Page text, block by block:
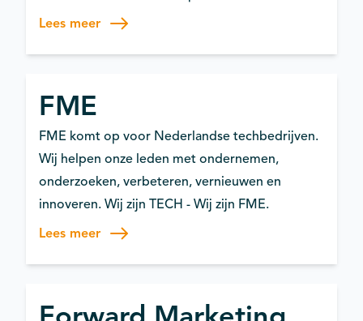
Lees meer
FME
FME komt op voor Nederlandse techbedrijven.
Wij helpen onze leden met ondernemen,
onderzoeken, verbeteren, vernieuwen en
innoveren. Wij zijn TECH - Wij zijn FME.
Lees meer